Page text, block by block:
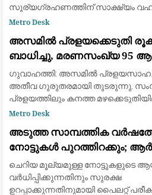
സൂര്യഗ്രഹണത്തിന് സാക്ഷ്യം
ഒരുങ്ങി ശാസ്ത്രലോകവും
മറയ്ക
Metro Desk
അസമിൽ പ്രളയക്കെടുതി
ബാധിച്ചു, മരണസംഖ്യ 95
ഗുവാഹത്തി: അസമിൽ
അതീവ ഗുരുതരമായി തുടരുന്നു.
പ്രളയത്തിലും കനത്ത
മരിച്ചവരുടെ എണ്ണം 95 ആയി ഉയർന്നു.
ആളുകളെയാണ് വെള്
Metro Desk
അടുത്ത സാമ്പത്തിക
നോട്ടുകൾ പുറത്തിറക്കും;
സഞ്ജയ് മൽഹോത്ര
ചെറിയ മൂല്യമുള്ള നോട്ടുകളുടെ
വർധിപ്പിക്കുന്നതിനും സുരക്ഷ
ഉറപ്പാക്കുന്നതിനുമായി പൈലറ്റ്